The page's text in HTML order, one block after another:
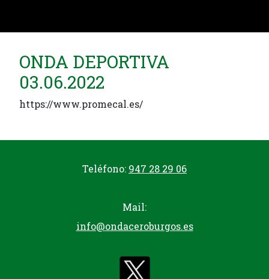
ONDA DEPORTIVA
03.06.2022
https://www.promecal.es/
Teléfono: 947 28 29 06
Mail:
info@ondaceroburgos.es